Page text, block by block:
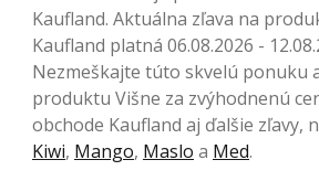
Kaufland. Aktuálna zľava na
Kaufland platná 06.08.2026 -
Nezmeškajte túto skvelú ponuku
produktu Višne za zvýhodnenú
obchode Kaufland aj ďalšie zľavy,
Kiwi, Mango, Maslo a Med.